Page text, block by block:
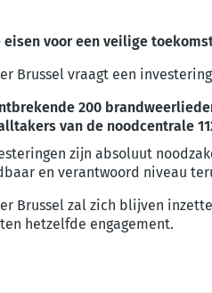
eisen voor een veilige
Brussel vraagt een
200
van de noodcentrale
zijn absoluut
en verantwoord niveau
Brussel zal zich blijven
hetzelfde engagement.